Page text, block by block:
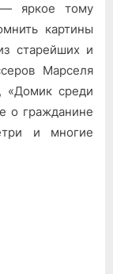
яркое тому
картины
старейших и
Марселя
«Домик среди
о гражданине
и многие